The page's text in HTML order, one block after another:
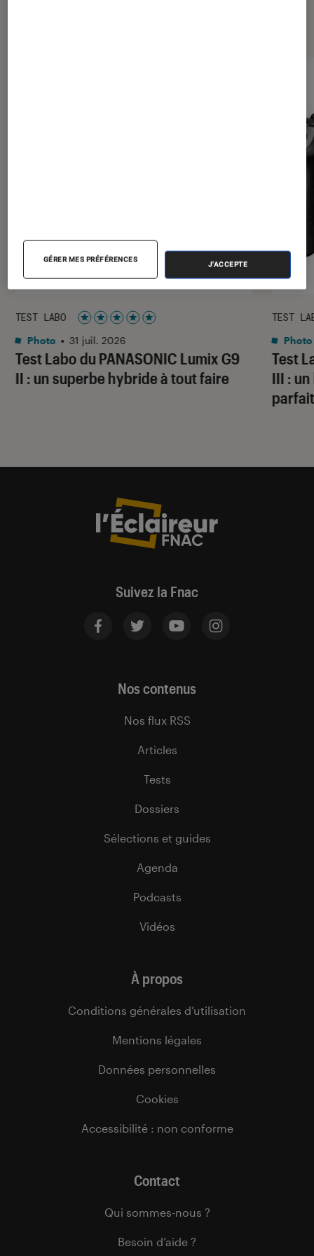
Test Labo du PANASONIC Lumix G9
II : un superbe hybride à tout faire
TEST LABO
Noté 5 étoiles sur 5
Photo • 31 juil. 2026
Test
III :
TEST
Photo
Suivez la Fnac
Nos contenus
Nos flux RSS
Articles
Tests
Dossiers
Sélections et guides
Agenda
Podcasts
Vidéos
À propos
Conditions générales d’utilisation
Mentions légales
Données personnelles
Cookies
Accessibilité : non conforme
Contact
Qui sommes-nous ?
Besoin d’aide ?
GÉRER MES PRÉFÉRENCES
J'ACCEPTE